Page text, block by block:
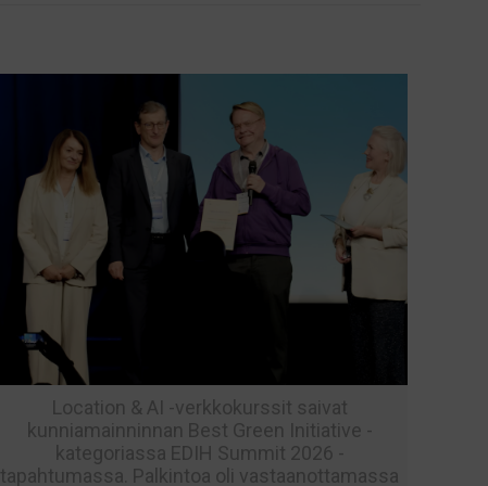
Location & AI -verkkokurssit saivat
kunniamainninnan Best Green Initiative -
kategoriassa EDIH Summit 2026 -
tapahtumassa. Palkintoa oli vastaanottamassa